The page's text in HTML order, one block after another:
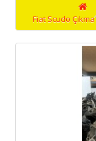
Fiat Scudo